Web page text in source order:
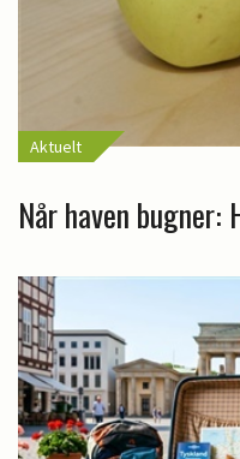
Aktuelt
Når haven bugner: